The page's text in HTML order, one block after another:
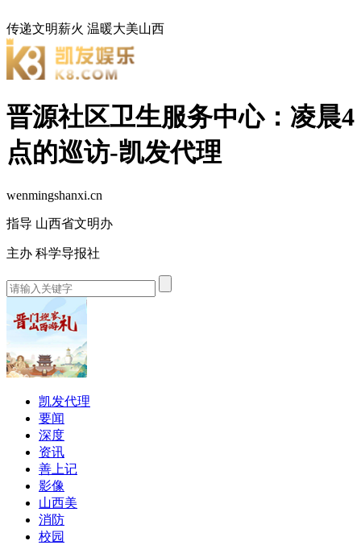
传递文明薪火 温暖大美山西
晋源社区卫生服务中心：凌晨4
点的巡访-凯发代理
wenmingshanxi.cn
指导 山西省文明办
主办 科学导报社
凯发代理
要闻
深度
资讯
善上记
影像
山西美
消防
校园